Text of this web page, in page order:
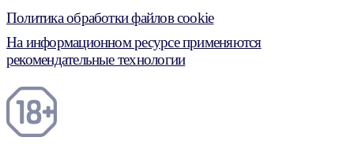
Политика обработки файлов cookie
На информационном ресурсе применяются
рекомендательные технологии